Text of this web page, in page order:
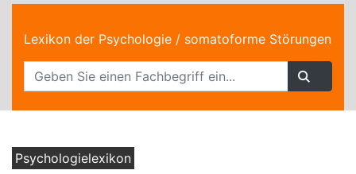
Lexikon der Psychologie / somatoforme Störungen
Psychologielexikon